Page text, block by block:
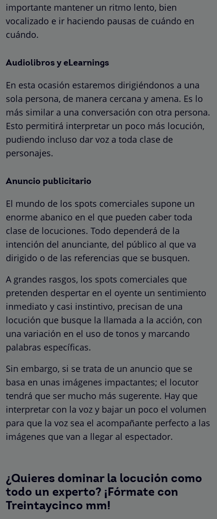
importante mantener un ritmo lento, bien
vocalizado e ir haciendo pausas de cuándo en
cuándo.
Audiolibros y eLearnings
En esta ocasión estaremos dirigiéndonos a una
sola persona, de manera cercana y amena. Es lo
más similar a una conversación con otra persona.
Esto permitirá interpretar un poco más locución,
pudiendo incluso dar voz a toda clase de
personajes.
Anuncio publicitario
El mundo de los spots comerciales supone un
enorme abanico en el que pueden caber toda
clase de locuciones. Todo dependerá de la
intención del anunciante, del público al que va
dirigido o de las referencias que se busquen.
A grandes rasgos, los spots comerciales que
pretenden despertar en el oyente un sentimiento
inmediato y casi instintivo, precisan de una
locución que busque la llamada a la acción, con
una variación en el uso de tonos y marcando
palabras específicas.
Sin embargo, si se trata de un anuncio que se
basa en unas imágenes impactantes; el locutor
tendrá que ser mucho más sugerente. Hay que
interpretar con la voz y bajar un poco el volumen
para que la voz sea el acompañante perfecto a las
imágenes que van a llegar al espectador.
¿Quieres dominar la locución como
todo un experto? ¡Fórmate con
Treintaycinco mm!